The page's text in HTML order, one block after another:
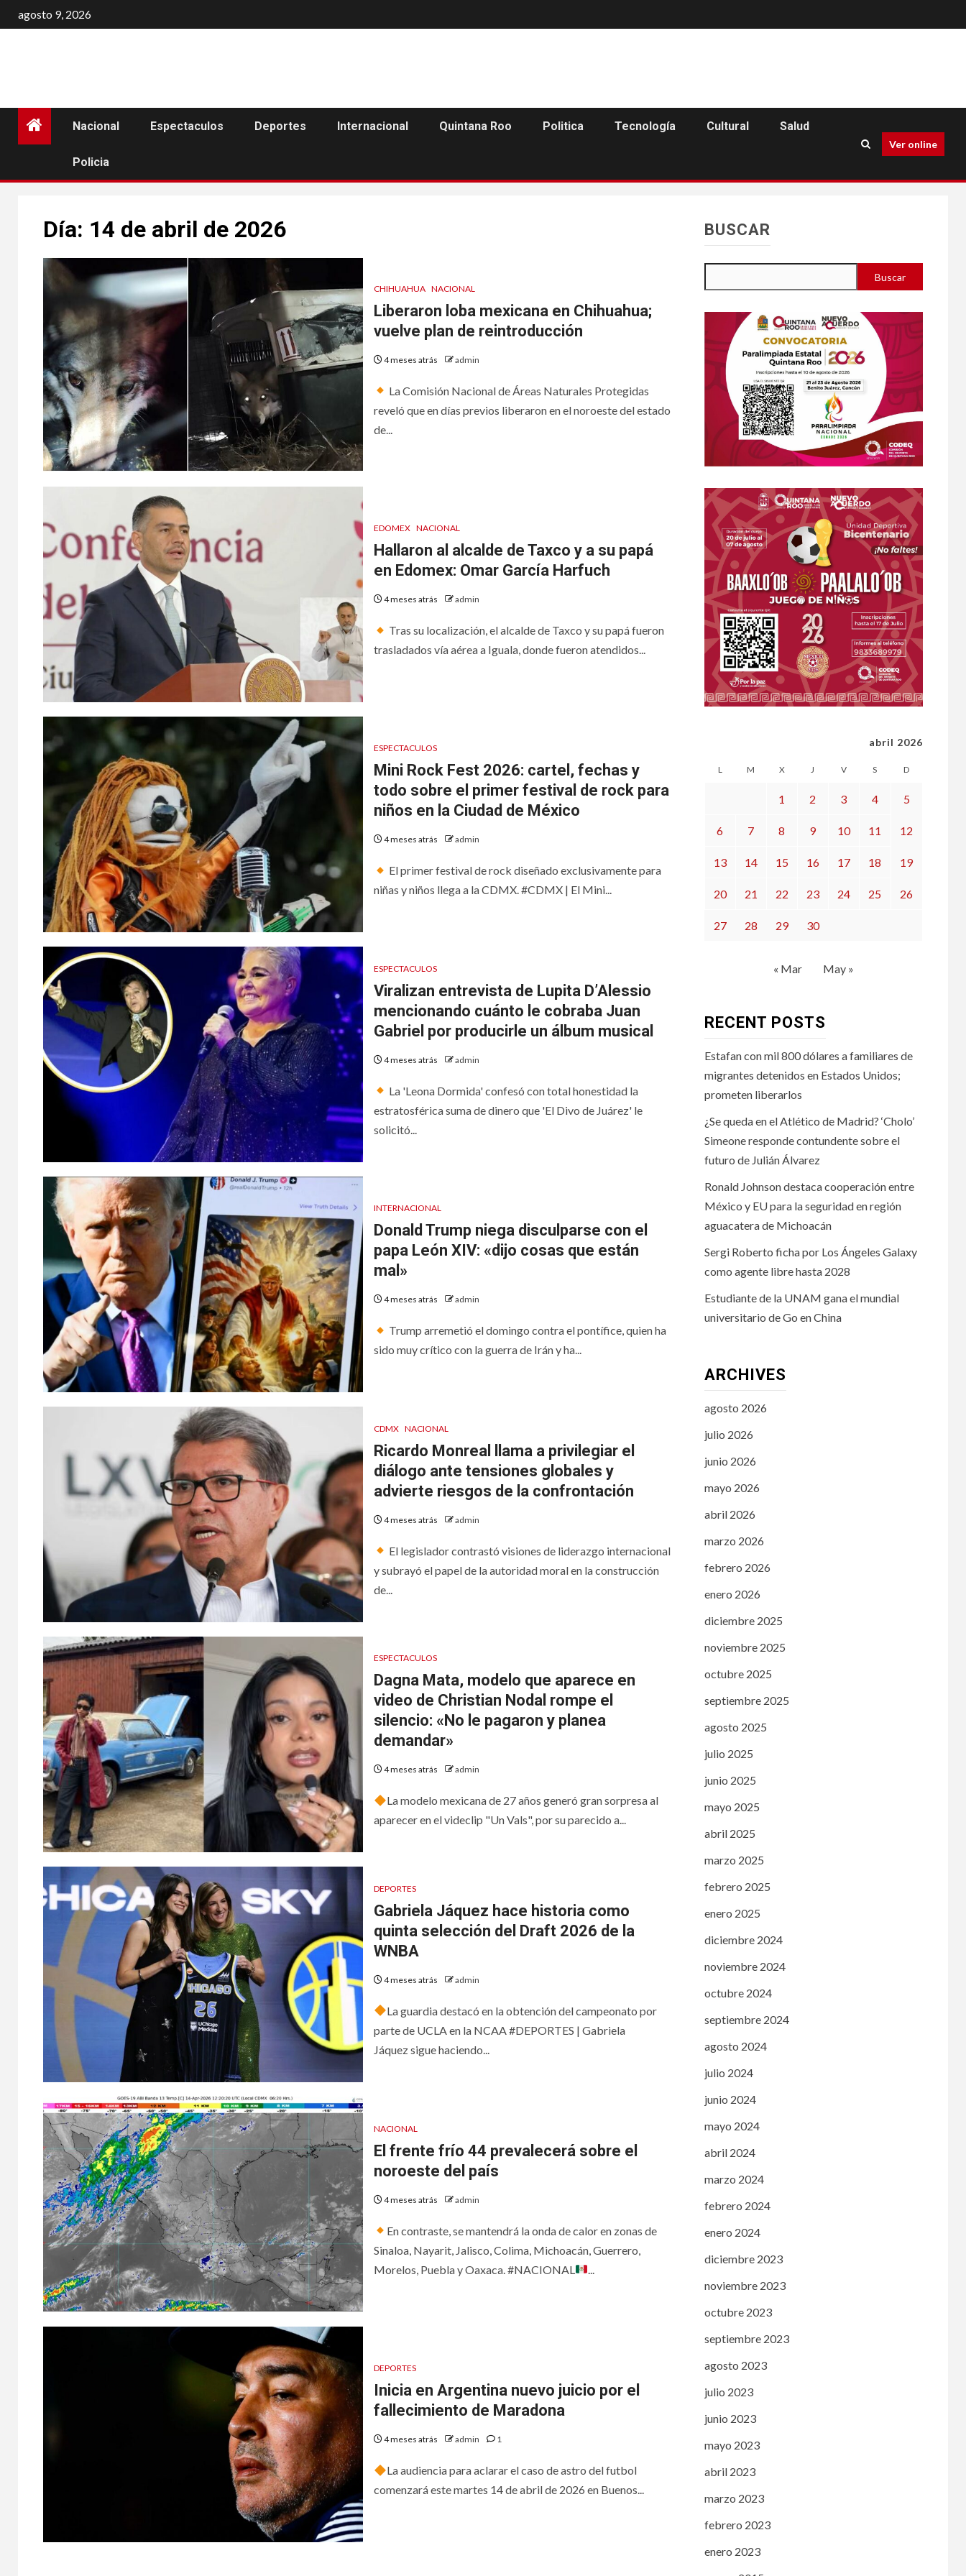
al
agosto 9, 2026
Nacional Espectaculos Deportes Internacional Quintana Roo Politica Tecnología Cultural Salud
Policia
Ver online
Día: 14 de abril de 2026
CHIHUAHUA NACIONAL
Liberaron loba mexicana en Chihuahua;
vuelve plan de reintroducción
4 meses atrás admin
La Comisión Nacional de Áreas Naturales Protegidas
reveló que en días previos liberaron en el noroeste del estado
de...
EDOMEX NACIONAL
Hallaron al alcalde de Taxco y a su papá
en Edomex: Omar García Harfuch
4 meses atrás admin
Tras su localización, el alcalde de Taxco y su papá fueron
trasladados vía aérea a Iguala, donde fueron atendidos...
ESPECTACULOS
Mini Rock Fest 2026: cartel, fechas y
todo sobre el primer festival de rock para
niños en la Ciudad de México
4 meses atrás admin
El primer festival de rock diseñado exclusivamente para
niñas y niños llega a la CDMX. #CDMX | El Mini...
ESPECTACULOS
Viralizan entrevista de Lupita D’Alessio
mencionando cuánto le cobraba Juan
Gabriel por producirle un álbum musical
4 meses atrás admin
La 'Leona Dormida' confesó con total honestidad la
estratosférica suma de dinero que 'El Divo de Juárez' le
solicitó...
INTERNACIONAL
Donald Trump niega disculparse con el
papa León XIV: «dijo cosas que están
mal»
4 meses atrás admin
Trump arremetió el domingo contra el pontífice, quien ha
sido muy crítico con la guerra de Irán y ha...
CDMX NACIONAL
Ricardo Monreal llama a privilegiar el
diálogo ante tensiones globales y
advierte riesgos de la confrontación
4 meses atrás admin
El legislador contrastó visiones de liderazgo internacional
y subrayó el papel de la autoridad moral en la construcción
de...
ESPECTACULOS
Dagna Mata, modelo que aparece en
video de Christian Nodal rompe el
silencio: «No le pagaron y planea
demandar»
4 meses atrás admin
La modelo mexicana de 27 años generó gran sorpresa al
aparecer en el videclip "Un Vals", por su parecido a...
DEPORTES
Gabriela Jáquez hace historia como
quinta selección del Draft 2026 de la
WNBA
4 meses atrás admin
La guardia destacó en la obtención del campeonato por
parte de UCLA en la NCAA #DEPORTES | Gabriela
Jáquez sigue haciendo...
NACIONAL
El frente frío 44 prevalecerá sobre el
noroeste del país
4 meses atrás admin
En contraste, se mantendrá la onda de calor en zonas de
Sinaloa, Nayarit, Jalisco, Colima, Michoacán, Guerrero,
Morelos, Puebla y Oaxaca. #NACIONAL
DEPORTES
Inicia en Argentina nuevo juicio por el
fallecimiento de Maradona
4 meses atrás admin 1
La audiencia para aclarar el caso de astro del futbol
comenzará este martes 14 de abril de 2026 en Buenos...
BUSCAR
Buscar
abril 2026
L M X J V S D
1 2 3 4 5
6 7 8 9 10 11 12
13 14 15 16 17 18 19
20 21 22 23 24 25 26
27 28 29 30
« Mar May »
RECENT POSTS
Estafan con mil 800 dólares a familiares de
migrantes detenidos en Estados Unidos;
prometen liberarlos
¿Se queda en el Atlético de Madrid? ‘Cholo’
Simeone responde contundente sobre el
futuro de Julián Álvarez
Ronald Johnson destaca cooperación entre
México y EU para la seguridad en región
aguacatera de Michoacán
Sergi Roberto ficha por Los Ángeles Galaxy
como agente libre hasta 2028
Estudiante de la UNAM gana el mundial
universitario de Go en China
ARCHIVES
agosto 2026
julio 2026
junio 2026
mayo 2026
abril 2026
marzo 2026
febrero 2026
enero 2026
diciembre 2025
noviembre 2025
octubre 2025
septiembre 2025
agosto 2025
julio 2025
junio 2025
mayo 2025
abril 2025
marzo 2025
febrero 2025
enero 2025
diciembre 2024
noviembre 2024
octubre 2024
septiembre 2024
agosto 2024
julio 2024
junio 2024
mayo 2024
abril 2024
marzo 2024
febrero 2024
enero 2024
diciembre 2023
noviembre 2023
octubre 2023
septiembre 2023
agosto 2023
julio 2023
junio 2023
mayo 2023
abril 2023
marzo 2023
febrero 2023
enero 2023